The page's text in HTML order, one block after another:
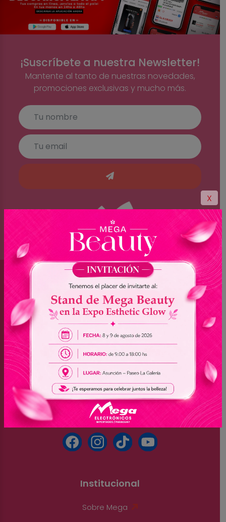
X
¡Suscríbete a nuestra Newsletter!
Mantente al tanto de nuestras novedades,
promociones exclusivas y mucho más.
Brasil
(045) 3528-9053 - (045) 3528-8462
(045) 3025-7072 - (045) 3025-7736
(045) 3025-7713
Paraguay
(061) 501-350 - (061) 513-776 - (061) 500-268
(061) 504-444 - (061) 501-810 - (061) 504-666
(061) 513-346
Institucional
Sobre Mega